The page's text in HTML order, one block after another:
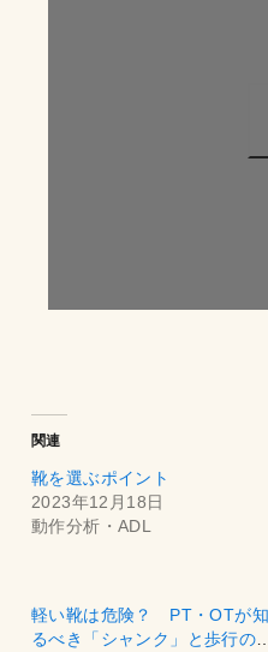
関連
靴を選ぶポイント
2023年12月18日
動作分析・ADL
軽い靴は危険？ PT・OTが知
るべき「シャンク」と歩行の